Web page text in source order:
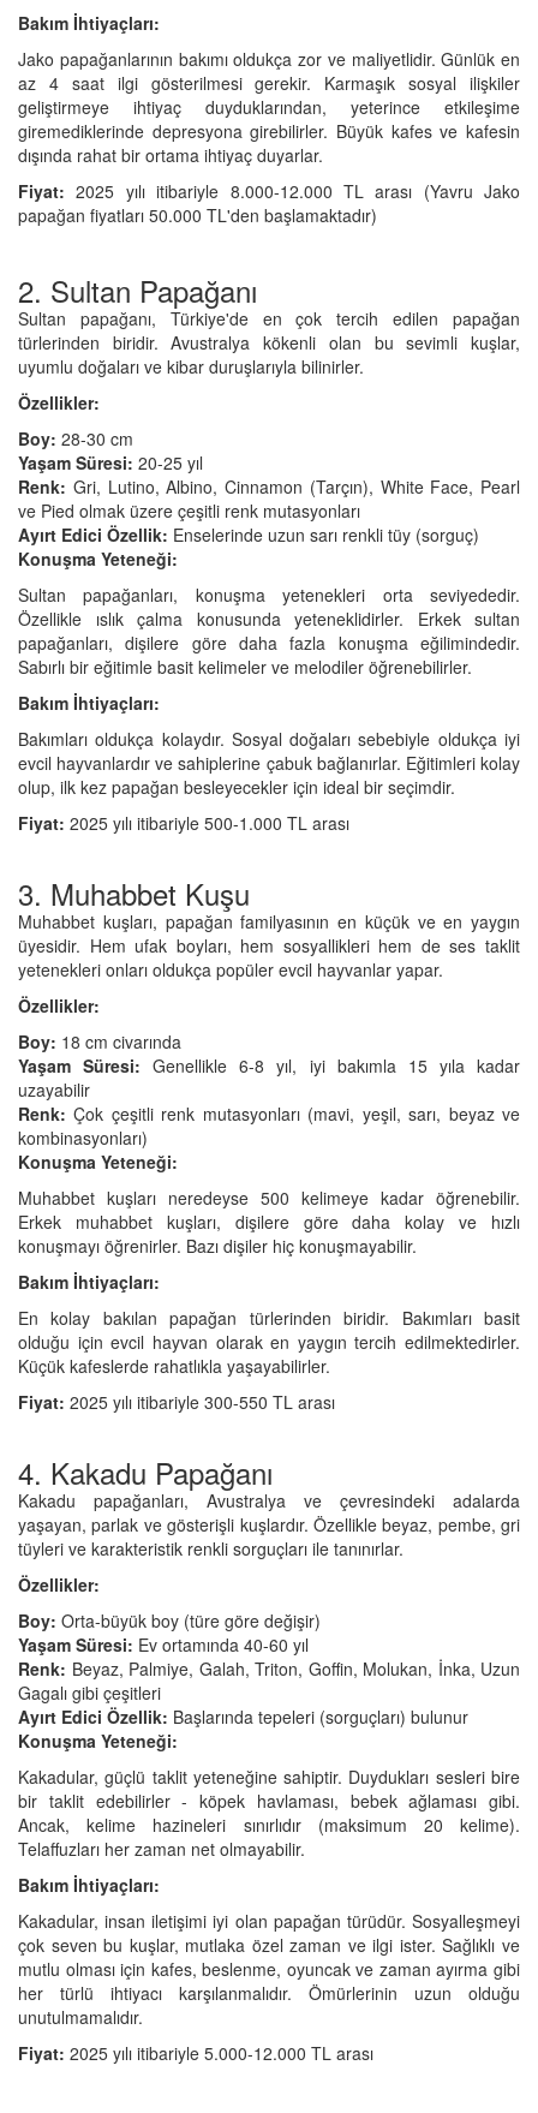
Bakım İhtiyaçları:
Jako papağanlarının bakımı oldukça zor ve maliyetlidir. Günlük en
az 4 saat ilgi gösterilmesi gerekir. Karmaşık sosyal ilişkiler
geliştirmeye ihtiyaç duyduklarından, yeterince etkileşime
giremediklerinde depresyona girebilirler. Büyük kafes ve kafesin
dışında rahat bir ortama ihtiyaç duyarlar.
Fiyat: 2025 yılı itibariyle 8.000-12.000 TL arası (Yavru Jako
papağan fiyatları 50.000 TL'den başlamaktadır)
2. Sultan Papağanı
Sultan papağanı, Türkiye'de en çok tercih edilen papağan
türlerinden biridir. Avustralya kökenli olan bu sevimli kuşlar,
uyumlu doğaları ve kibar duruşlarıyla bilinirler.
Özellikler:
Boy: 28-30 cm
Yaşam Süresi: 20-25 yıl
Renk: Gri, Lutino, Albino, Cinnamon (Tarçın), White Face, Pearl
ve Pied olmak üzere çeşitli renk mutasyonları
Ayırt Edici Özellik: Enselerinde uzun sarı renkli tüy (sorguç)
Konuşma Yeteneği:
Sultan papağanları, konuşma yetenekleri orta seviyededir.
Özellikle ıslık çalma konusunda yeteneklidirler. Erkek sultan
papağanları, dişilere göre daha fazla konuşma eğilimindedir.
Sabırlı bir eğitimle basit kelimeler ve melodiler öğrenebilirler.
Bakım İhtiyaçları:
Bakımları oldukça kolaydır. Sosyal doğaları sebebiyle oldukça iyi
evcil hayvanlardır ve sahiplerine çabuk bağlanırlar. Eğitimleri kolay
olup, ilk kez papağan besleyecekler için ideal bir seçimdir.
Fiyat: 2025 yılı itibariyle 500-1.000 TL arası
3. Muhabbet Kuşu
Muhabbet kuşları, papağan familyasının en küçük ve en yaygın
üyesidir. Hem ufak boyları, hem sosyallikleri hem de ses taklit
yetenekleri onları oldukça popüler evcil hayvanlar yapar.
Özellikler:
Boy: 18 cm civarında
Yaşam Süresi: Genellikle 6-8 yıl, iyi bakımla 15 yıla kadar
uzayabilir
Renk: Çok çeşitli renk mutasyonları (mavi, yeşil, sarı, beyaz ve
kombinasyonları)
Konuşma Yeteneği:
Muhabbet kuşları neredeyse 500 kelimeye kadar öğrenebilir.
Erkek muhabbet kuşları, dişilere göre daha kolay ve hızlı
konuşmayı öğrenirler. Bazı dişiler hiç konuşmayabilir.
Bakım İhtiyaçları:
En kolay bakılan papağan türlerinden biridir. Bakımları basit
olduğu için evcil hayvan olarak en yaygın tercih edilmektedirler.
Küçük kafeslerde rahatlıkla yaşayabilirler.
Fiyat: 2025 yılı itibariyle 300-550 TL arası
4. Kakadu Papağanı
Kakadu papağanları, Avustralya ve çevresindeki adalarda
yaşayan, parlak ve gösterişli kuşlardır. Özellikle beyaz, pembe, gri
tüyleri ve karakteristik renkli sorguçları ile tanınırlar.
Özellikler:
Boy: Orta-büyük boy (türe göre değişir)
Yaşam Süresi: Ev ortamında 40-60 yıl
Renk: Beyaz, Palmiye, Galah, Triton, Goffin, Molukan, İnka, Uzun
Gagalı gibi çeşitleri
Ayırt Edici Özellik: Başlarında tepeleri (sorguçları) bulunur
Konuşma Yeteneği:
Kakadular, güçlü taklit yeteneğine sahiptir. Duydukları sesleri bire
bir taklit edebilirler - köpek havlaması, bebek ağlaması gibi.
Ancak, kelime hazineleri sınırlıdır (maksimum 20 kelime).
Telaffuzları her zaman net olmayabilir.
Bakım İhtiyaçları:
Kakadular, insan iletişimi iyi olan papağan türüdür. Sosyalleşmeyi
çok seven bu kuşlar, mutlaka özel zaman ve ilgi ister. Sağlıklı ve
mutlu olması için kafes, beslenme, oyuncak ve zaman ayırma gibi
her türlü ihtiyacı karşılanmalıdır. Ömürlerinin uzun olduğu
unutulmamalıdır.
Fiyat: 2025 yılı itibariyle 5.000-12.000 TL arası